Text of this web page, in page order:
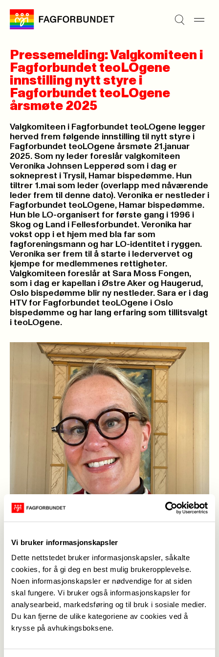
Vi bruker informasjonskapsler
Dette nettstedet bruker informasjonskapsler, såkalte
cookies, for å gi deg en best mulig brukeropplevelse.
Noen informasjonskapsler er nødvendige for at siden
skal fungere. Vi bruker også informasjonskapsler for
analysearbeid, markedsføring og til bruk i sosiale medier.
Du kan fjerne de ulike kategoriene av cookies ved å
krysse på avhukingsboksene.
Pressemelding: Valgkomiteen i
Fagforbundet teoLOgene
innstilling nytt styre i
Fagforbundet teoLOgene
årsmøte 2025
Valgkomiteen i Fagforbundet teoLOgene legger
herved frem følgende innstilling til nytt styre i
Fagforbundet teoLOgene årsmøte 21.januar
2025. Som ny leder foreslår valgkomiteen
Veronika Johnsen Lepperød som i dag er
sokneprest i Trysil, Hamar bispedømme. Hun
tiltrer 1.mai som leder (overlapp med nåværende
leder frem til denne dato). Veronika er nestleder i
Fagforbundet teoLOgene, Hamar bispedømme.
Hun ble LO-organisert for første gang i 1996 i
Skog og Land i Fellesforbundet. Veronika har
vokst opp i et hjem med bla far som
fagforeningsmann og har LO-identitet i ryggen.
Veronika ser frem til å starte i ledervervet og
kjempe for medlemmenes rettigheter.
Valgkomiteen foreslår at Sara Moss Fongen,
som i dag er kapellan i Østre Aker og Haugerud,
Oslo bispedømme blir ny nestleder. Sara er i dag
HTV for Fagforbundet teoLOgene i Oslo
bispedømme og har lang erfaring som tillitsvalgt
i teoLOgene.
Ny innstillt leder i fagforbundet teoLOgene(Foto: privat)